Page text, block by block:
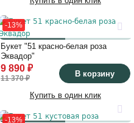
-13%
Букет "51 красно-белая роза
Эквадор"
9 890 ₽
11 370 ₽ В корзину
Купить в один клик
-13%